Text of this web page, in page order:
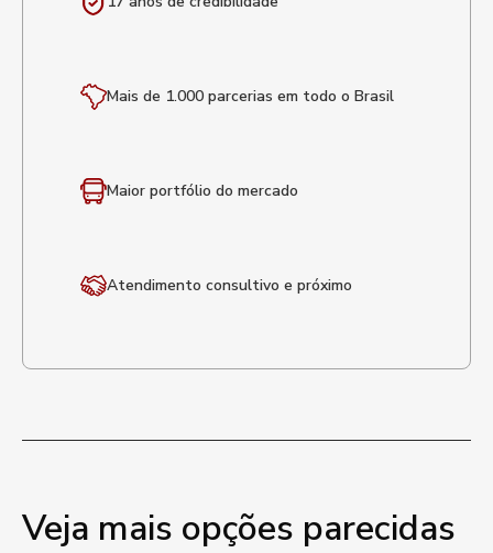
Mais de 1.000 parcerias em todo o Brasil
Maior portfólio do mercado
Atendimento consultivo e próximo
Veja mais opções parecidas